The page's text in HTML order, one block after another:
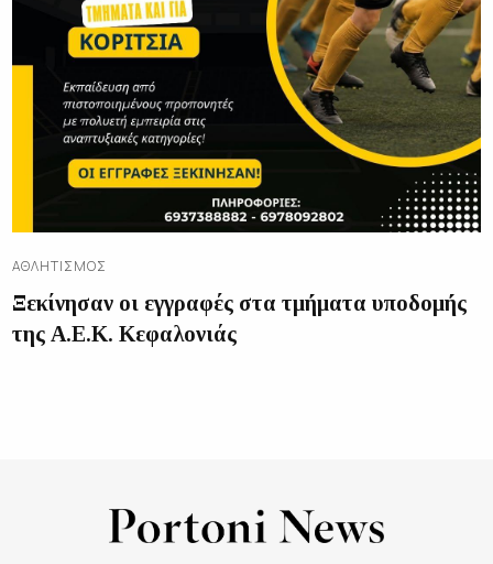
ΑΘΛΗΤΙΣΜΌΣ
Ξεκίνησαν οι εγγραφές στα τμήματα υποδομής
της Α.Ε.Κ. Κεφαλονιάς